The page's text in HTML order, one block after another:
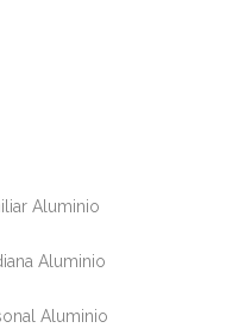
Aluminio
Aluminio
Aluminio